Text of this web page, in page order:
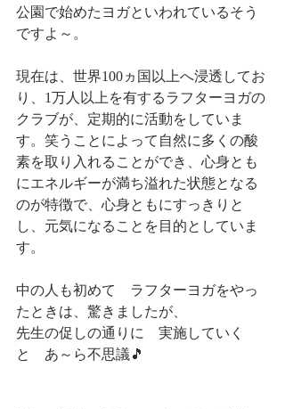
公園で始めたヨガといわれているそう
ですよ～。
現在は、世界100ヵ国以上へ浸透してお
り、1万人以上を有するラフターヨガの
クラブが、定期的に活動をしていま
す。笑うことによって自然に多くの酸
素を取り入れることができ、心身とも
にエネルギーが満ち溢れた状態となる
のが特徴で、心身ともにすっきりと
し、元気になることを目的としていま
す。
中の人も初めて　ラフターヨガをやっ
たときは、驚きましたが、
先生の促しの通りに　実施していく
と　あ～ら不思議🎵